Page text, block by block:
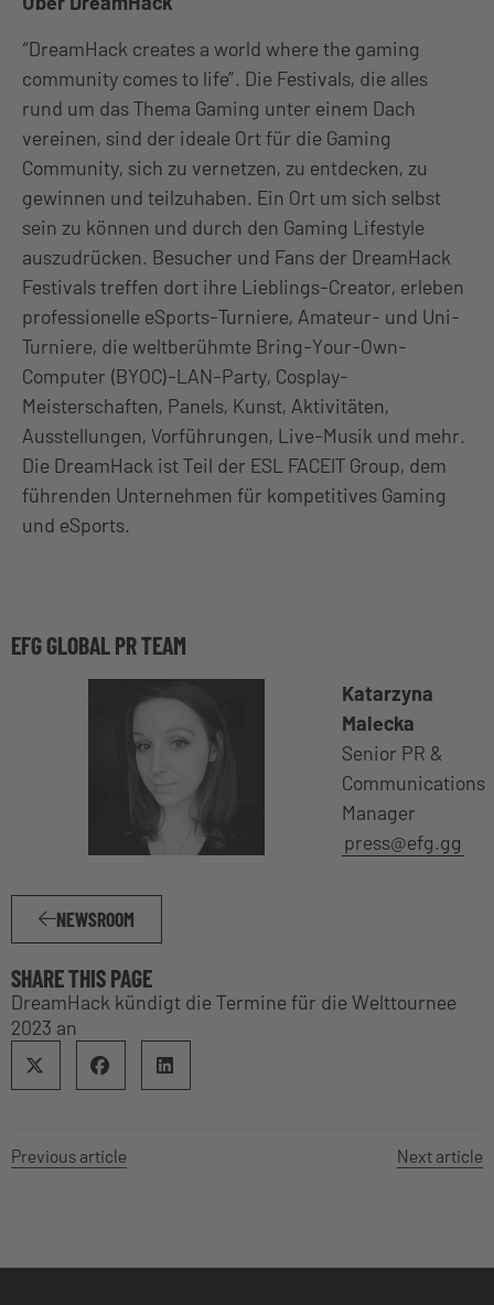
“DreamHack creates a world where the gaming
community comes to life”. Die Festivals, die alles
rund um das Thema Gaming unter einem Dach
vereinen, sind der ideale Ort für die Gaming
Community, sich zu vernetzen, zu entdecken, zu
gewinnen und teilzuhaben. Ein Ort um sich selbst
sein zu können und durch den Gaming Lifestyle
auszudrücken. Besucher und Fans der DreamHack
Festivals treffen dort ihre Lieblings-Creator, erleben
professionelle eSports-Turniere, Amateur- und Uni-
Turniere, die weltberühmte Bring-Your-Own-
Computer (BYOC)-LAN-Party, Cosplay-
Meisterschaften, Panels, Kunst, Aktivitäten,
Ausstellungen, Vorführungen, Live-Musik und mehr.
Die DreamHack ist Teil der ESL FACEIT Group, dem
führenden Unternehmen für kompetitives Gaming
und eSports.
EFG GLOBAL PR TEAM
Katarzyna
Malecka
Senior PR &
Communications
Manager
press@efg.gg
NEWSROOM
SHARE THIS PAGE
DreamHack kündigt die Termine für die Welttournee
2023 an
Previous article Next article